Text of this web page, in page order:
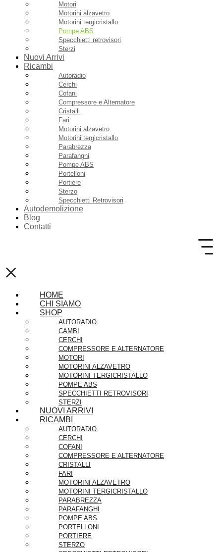
Motori
Motorini alzavetro
Motorini tergicristallo
Pompe ABS
Specchietti retrovisori
Sterzi
Nuovi Arrivi
Ricambi
Autoradio
Cerchi
Cofani
Compressore e Alternatore
Cristalli
Fari
Motorini alzavetro
Motorini tergicristallo
Parabrezza
Parafanghi
Pompe ABS
Portelloni
Portiere
Sterzo
Specchietti Retrovisori
Autodemolizione
Blog
Contatti
×
HOME
CHI SIAMO
SHOP
AUTORADIO
CAMBI
CERCHI
COMPRESSORE E ALTERNATORE
MOTORI
MOTORINI ALZAVETRO
MOTORINI TERGICRISTALLO
POMPE ABS
SPECCHIETTI RETROVISORI
STERZI
NUOVI ARRIVI
RICAMBI
AUTORADIO
CERCHI
COFANI
COMPRESSORE E ALTERNATORE
CRISTALLI
FARI
MOTORINI ALZAVETRO
MOTORINI TERGICRISTALLO
PARABREZZA
PARAFANGHI
POMPE ABS
PORTELLONI
PORTIERE
STERZO